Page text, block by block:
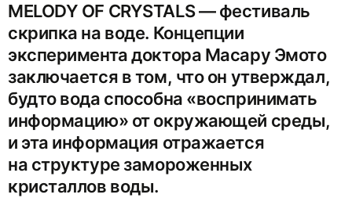
MELODY OF CRYSTALS — фестиваль
скрипка на воде. Концепции
эксперимента доктора Масару Эмото
заключается в том, что он утверждал,
будто вода способна «воспринимать
информацию» от окружающей среды,
и эта информация отражается
на структуре замороженных
кристаллов воды.